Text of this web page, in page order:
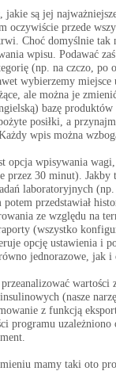
jakie są jej
oczywiście przede
Choć domyślnie tak
wpisu. Podawać
(np. na czczo, po
wybierzemy miejsce
ale można je
bazę
posiłki, a
wpis można
opcja wpisywania
przez 30 minut). Jakby
laboratoryjnych
potem przedstawiał
ze względu na
(wszystko
opcję ustawienia i
jednorazowe, jak
wartości
(nasze
z funkcją
programu
mamy taki oto